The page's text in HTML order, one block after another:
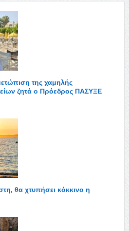
της χαμηλής
ζητά ο Πρόεδρος ΠΑΣΥΞΕ
θα χτυπήσει κόκκινο η